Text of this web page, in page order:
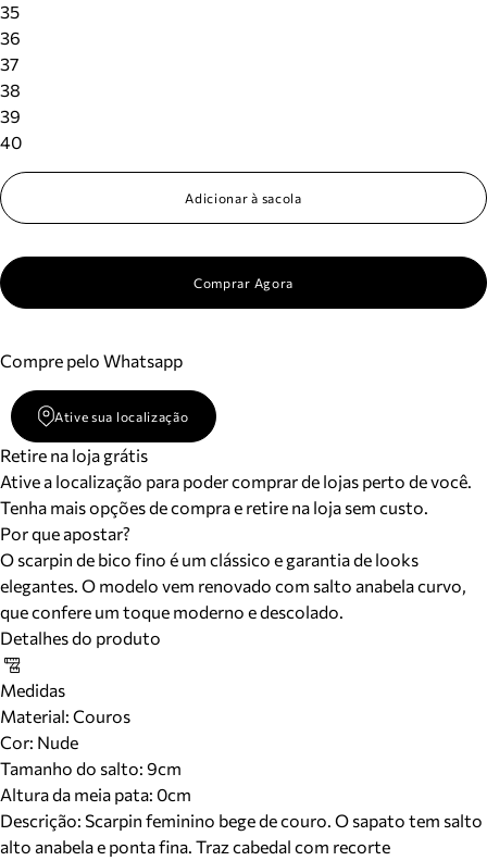
35
36
37
38
39
40
Adicionar à sacola
Comprar Agora
Compre pelo Whatsapp
Ative sua localização
Retire na loja grátis
Ative a localização para poder comprar de lojas perto de você.
Tenha mais opções de compra e retire na loja sem custo.
Por que apostar?
O scarpin de bico fino é um clássico e garantia de looks
elegantes. O modelo vem renovado com salto anabela curvo,
que confere um toque moderno e descolado.
Detalhes do produto
Medidas
Material: Couros
Cor: Nude
Tamanho do salto: 9cm
Altura da meia pata: 0cm
Descrição: Scarpin feminino bege de couro. O sapato tem salto
alto anabela e ponta fina. Traz cabedal com recorte